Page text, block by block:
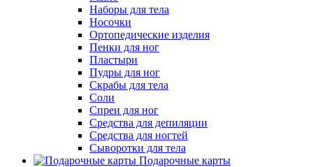
Наборы для тела
Носочки
Ортопедические изделия
Пенки для ног
Пластыри
Пудры для ног
Скрабы для тела
Соли
Спреи для ног
Средства для депиляции
Средства для ногтей
Сыворотки для тела
Подарочные карты